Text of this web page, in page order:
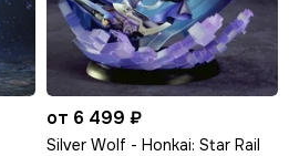
от 6 499 ₽
Silver Wolf - Honkai: Star Rail